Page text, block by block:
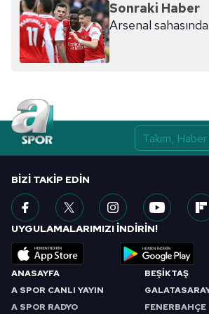
Sonraki Haber
Arsenal
ANASAYFA
A SPOR CANLI YAYIN
A SPOR RADYO
BEŞİKTAŞ
FENERBAHÇE
BIZI TAKIP EDIN
UYGULAMALARIMIZI İNDİRİN!